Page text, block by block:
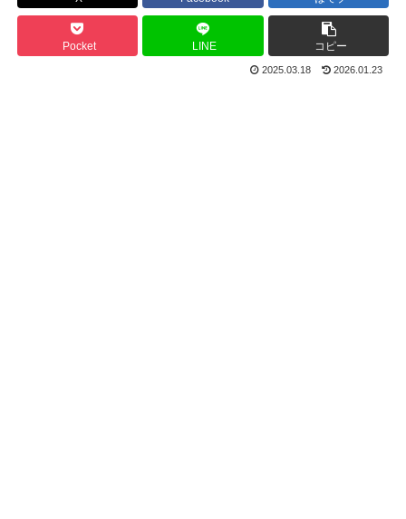
Pocket LINE コピー
2025.03.18 2026.01.23